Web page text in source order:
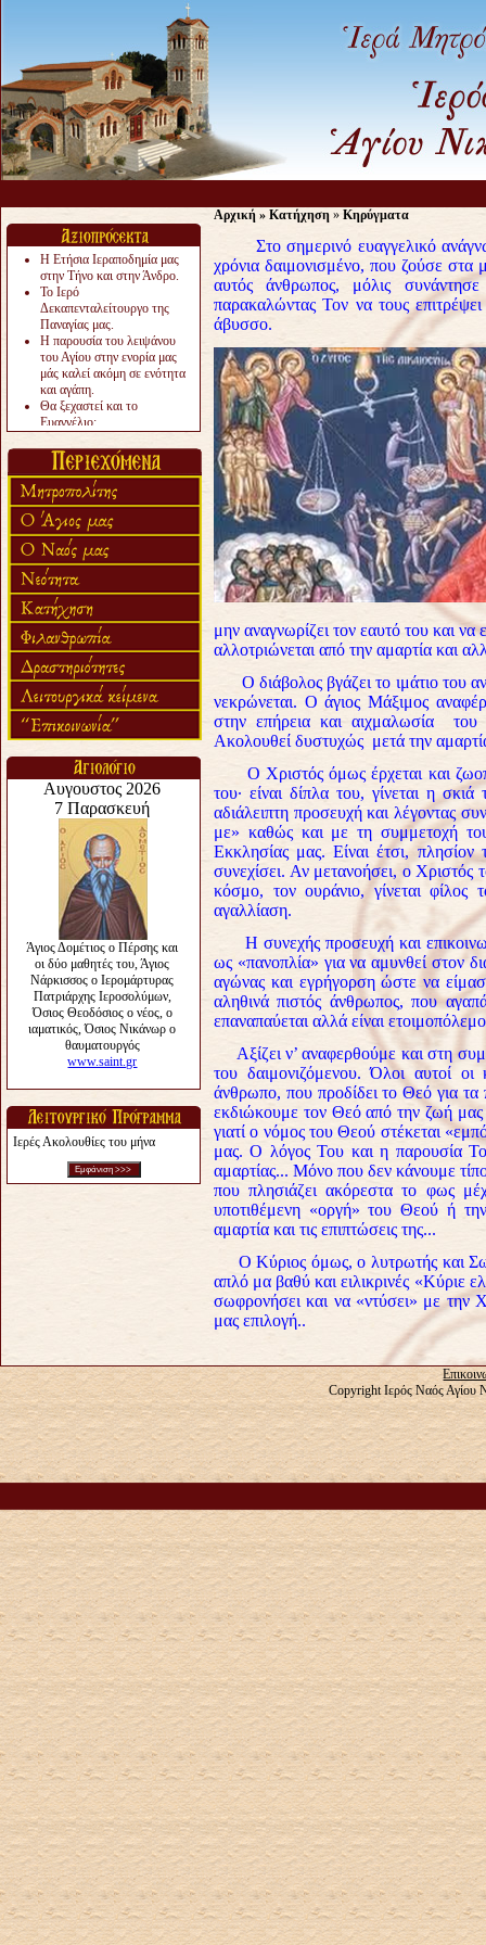
Η Ετήσια Ιεραποδημία μας
στην Τήνο και στην Άνδρο.
Το Ιερό
Δεκαπενταλείτουργο της
Παναγίας μας.
Η παρουσία του λειψάνου
του Αγίου στην ενορία μας
μάς καλεί ακόμη σε ενότητα
και αγάπη.
Θα ξεχαστεί και το
Ευαγγέλιο;
«πολύ αργά».
Ζητείται....
Ιερές Ακολουθίες του μήνα
Αρχική » Κατήχηση » Κηρύγματα
Στο σημερινό ευαγγελικό
χρόνια δαιμονισμένο, που ζούσε στα
αυτός άνθρωπος, μόλις
παρακαλώντας Τον να τους
άβυσσο.
μην αναγνωρίζει τον εαυτό του και
αλλοτριώνεται από την αμαρτία και
Ο διάβολος βγάζει το ιμάτιο του
νεκρώνεται. Ο άγιος Μάξιμος
στην επήρεια και αιχμαλωσία του
Ακολουθεί δυστυχώς μετά την
Ο Χριστός όμως έρχεται και
του· είναι δίπλα του, γίνεται η
αδιάλειπτη προσευχή και λέγοντας
με» καθώς και με τη συμμετοχή
Εκκλησίας μας. Είναι έτσι,
συνεχίσει. Αν μετανοήσει, ο Χριστός
κόσμο, τον ουράνιο, γίνεται
αγαλλίαση.
Η συνεχής προσευχή και
ως «πανοπλία» για να αμυνθεί στον
αγώνας και εγρήγορση ώστε να
αληθινά πιστός άνθρωπος, που
επαναπαύεται αλλά είναι
Αξίζει ν’ αναφερθούμε και στη
του δαιμονιζόμενου. Όλοι αυτοί οι
άνθρωπο, που προδίδει το Θεό για
εκδιώκουμε τον Θεό από την ζωή μας
γιατί ο νόμος του Θεού στέκεται
μας. Ο λόγος Του και η παρουσία
αμαρτίας... Μόνο που δεν κάνουμε
που πλησιάζει ακόρεστα το φως
υποτιθέμενη «οργή» του Θεού ή
αμαρτία και τις επιπτώσεις της...
Ο Κύριος όμως, ο λυτρωτής και
απλό μα βαθύ και ειλικρινές «Κύριε
σωφρονήσει και να «ντύσει» με την
μας επιλογή..
Copyright Ιερός Ναός Αγίου